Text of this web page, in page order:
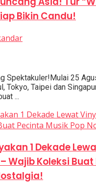
Bikin Candu!
Spektakuler!Mulai 25
Tokyo, Taipei dan
...
1 Dekade
Wajib Koleksi